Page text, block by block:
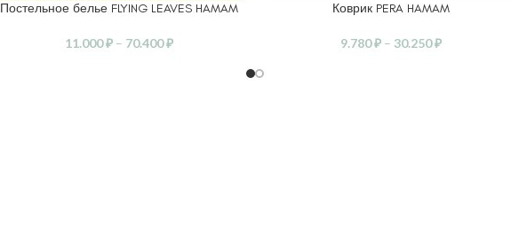
ВЫБЕРИТЕ ПАРАМЕТРЫ
Постельное белье FLYING LEAVES HAMAM
11.000₽ – 70.400₽
ВЫБЕРИТЕ ПАРАМЕТРЫ
Коврик PERA HAMAM
9.780₽ – 30.250₽